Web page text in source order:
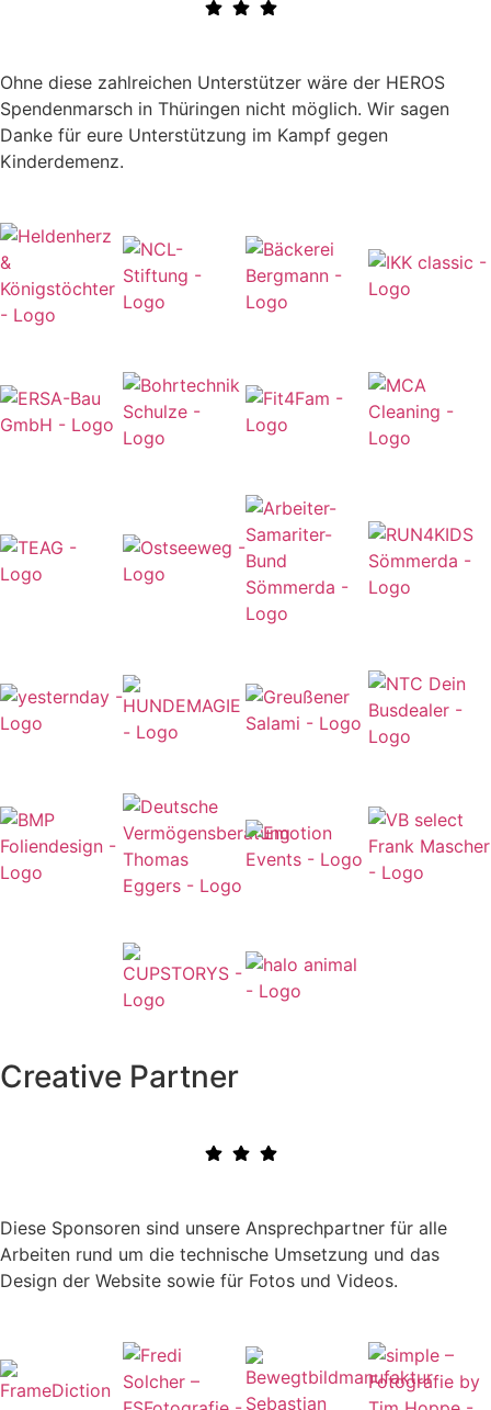
Ohne diese zahlreichen Unterstützer wäre der HEROS
Spendenmarsch in Thüringen nicht möglich. Wir sagen
Danke für eure Unterstützung im Kampf gegen
Kinderdemenz.
Creative Partner
Diese Sponsoren sind unsere Ansprechpartner für alle
Arbeiten rund um die technische Umsetzung und das
Design der Website sowie für Fotos und Videos.